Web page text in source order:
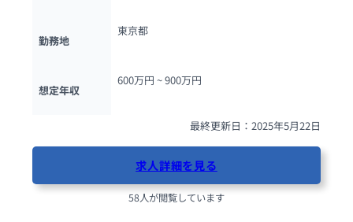
勤務地
東京都
想定年収
600万円 ~ 900万円
最終更新日：2025年5月22日
求人詳細を見る
58人が閲覧しています